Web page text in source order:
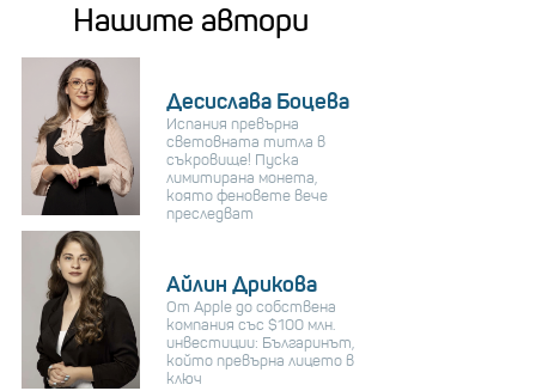
Нашите автори
Десислава Боцева
Испания превърна
световната титла в
съкровище! Пуска
лимитирана монета,
която феновете вече
преследват
Айлин Дрикова
От Apple до собствена
компания със $100 млн.
инвестиции: Българинът,
който превърна лицето в
ключ